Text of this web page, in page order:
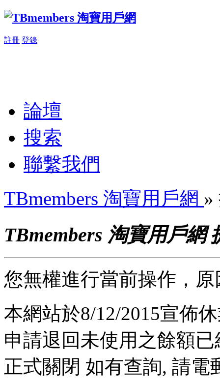
註冊 登錄
論壇
搜索
聯繫我們
TBmembers 淘寶用戶網 »
TBmembers 淘寶用戶網
您無權進行當前操作，
本網站於8/12/2015宣佈
申請退回未使用之餘額
正式關閉 如有查詢, 請電